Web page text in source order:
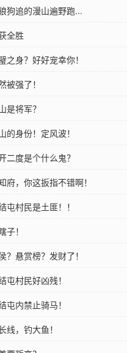
狗追的漫山遍野跑...
全胜
之身？好好宠幸你！
被强了！
是将军？
的身份！定风波！
二度是个什么鬼？
府，你这扳指不错啊！
屯村民是土匪！！
子！
？悬赏榜？发财了！
屯村民好凶残！
屯内禁止骑马！
线，钓大鱼！